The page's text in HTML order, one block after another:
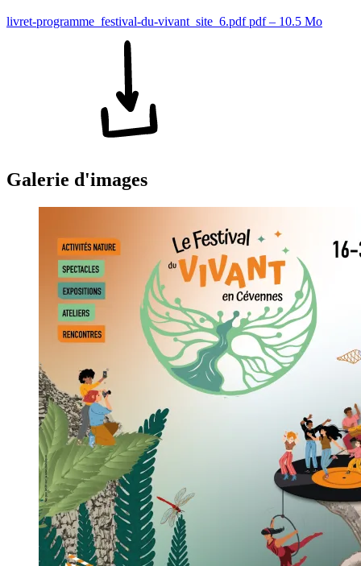
livret-programme_festival-du-vivant_site_6.pdf pdf – 10.5 Mo
Galerie d'images